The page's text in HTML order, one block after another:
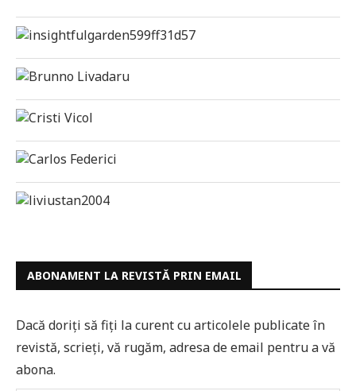
ABONAMENT LA REVISTĂ PRIN EMAIL
Dacă doriți să fiți la curent cu articolele publicate în
revistă, scrieți, vă rugăm, adresa de email pentru a vă
abona.